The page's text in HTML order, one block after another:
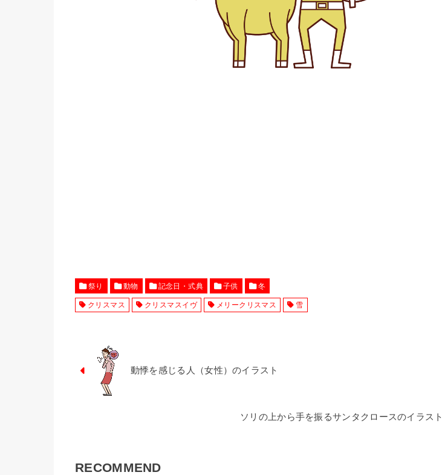
祭り 動物 記念日・式典 子供 冬
クリスマス クリスマスイヴ メリークリスマス 雪
動悸を感じる人（女性）のイラスト
ソリの上から手を振るサンタクロースのイラスト
RECOMMEND